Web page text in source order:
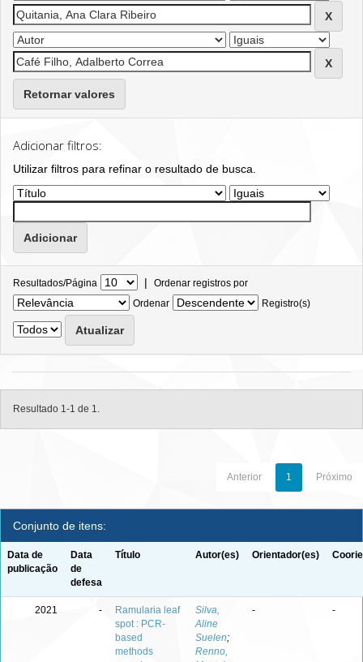
Retornar valores
Adicionar filtros:
Utilizar filtros para refinar o resultado de busca.
Resultados/Página | Ordenar registros por
Ordenar
Registro(s)
Resultado 1-1 de 1.
Anterior 1 Próximo
Conjunto de itens:
Data de
publicação
Data
de
defesa
Título Autor(es) Orientador(es)
2021 -
Ramularia leaf
spot : PCR-
based
methods
Silva,
Aline
Suelen;
Renno,
- -